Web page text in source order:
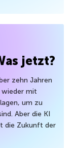
jetzt?
zehn Jahren
mit
um zu
Aber die KI
die Zukunft der